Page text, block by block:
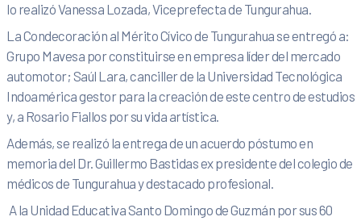
lo realizó Vanessa Lozada, Viceprefecta de Tungurahua.
La Condecoración al Mérito Cívico de Tungurahua se entregó a:
Grupo Mavesa por constituirse en empresa líder del mercado
automotor; Saúl Lara, canciller de la Universidad Tecnológica
Indoamérica gestor para la creación de este centro de estudios
y, a Rosario Fiallos por su vida artística.
Además, se realizó la entrega de un acuerdo póstumo en
memoria del Dr. Guillermo Bastidas ex presidente del colegio de
médicos de Tungurahua y destacado profesional.
A la Unidad Educativa Santo Domingo de Guzmán por sus 60